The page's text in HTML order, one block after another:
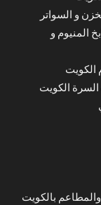
و السواتر
المنيوم و
الكويت
الكويت
بالكويت